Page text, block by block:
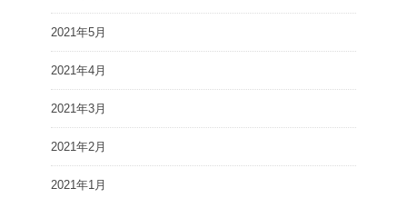
2021年5月
2021年4月
2021年3月
2021年2月
2021年1月